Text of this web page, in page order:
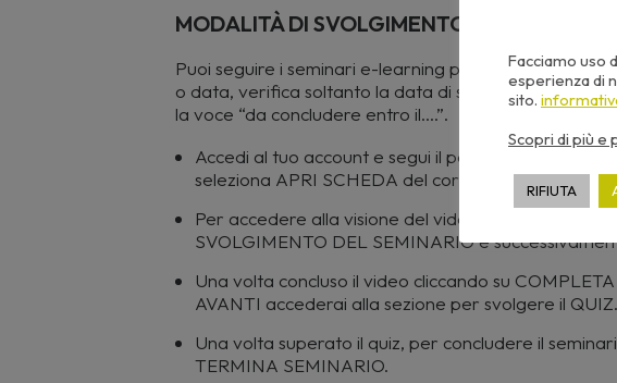
MODALITÀ DI SVOLGIMENTO
Puoi seguire i seminari e-learning prenotati in
o data, verifica soltanto la data di scadenza, indicata
la voce “da concludere entro il….”.
Accedi al tuo account e segui il percorso: I MIEI E-
seleziona APRI SCHEDA del corso prenotato.
Per accedere alla visione del video clicca sulla voce
SVOLGIMENTO DEL SEMINARIO e
Una volta concluso il video cliccando su
AVANTI accederai alla sezione per svolgere il QUIZ.
Una volta superato il quiz, per concludere il
TERMINA SEMINARIO.
Facciamo uso
esperienza di
sito.
Scopri di più e
RIFIUTA